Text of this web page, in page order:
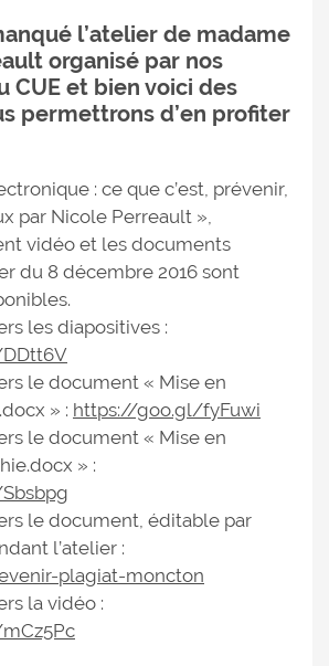
l’atelier de madame
organisé par nos
CUE et bien voici des
permettrons d’en profiter
: ce que c’est, prévenir,
par Nicole Perreault »,
vidéo et les documents
du 8 décembre 2016 sont
les diapositives :
le document « Mise en
» : https://goo.gl/fyFuwi
le document « Mise en
» :
le document, éditable par
l’atelier :
plagiat-moncton
la vidéo :